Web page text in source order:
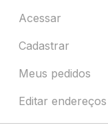
Acessar
Cadastrar
Meus pedidos
Editar endereços